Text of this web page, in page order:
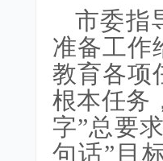
市委指
准备工作
教育各项
根本任务
字”总要
句话”目